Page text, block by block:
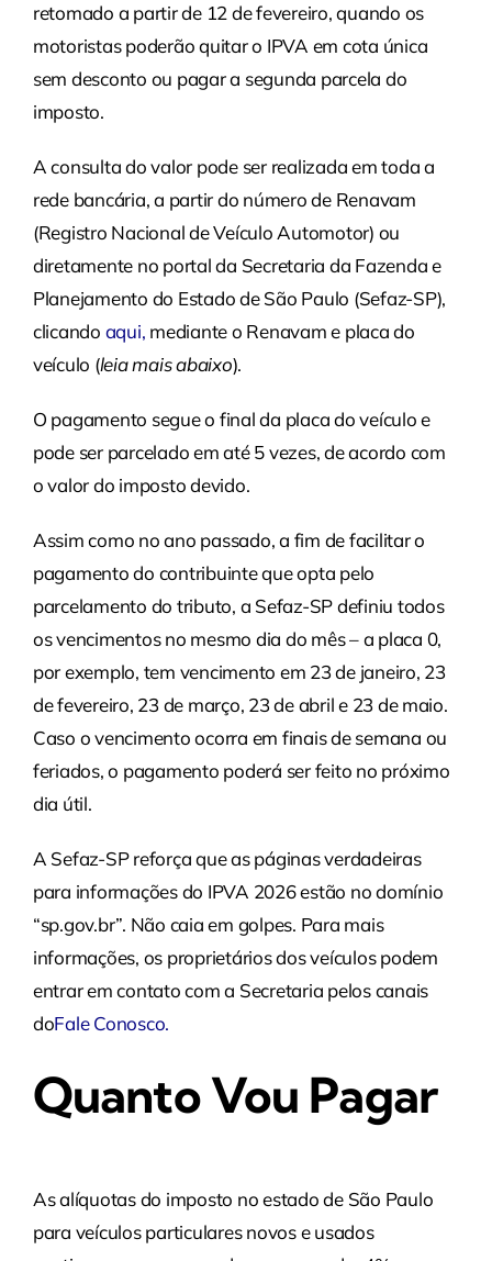
retomado a partir de 12 de fevereiro, quando os
motoristas poderão quitar o IPVA em cota única
sem desconto ou pagar a segunda parcela do
imposto.
A consulta do valor pode ser realizada em toda a
rede bancária, a partir do número de Renavam
(Registro Nacional de Veículo Automotor) ou
diretamente no portal da Secretaria da Fazenda e
Planejamento do Estado de São Paulo (Sefaz-SP),
clicando aqui, mediante o Renavam e placa do
veículo (leia mais abaixo).
O pagamento segue o final da placa do veículo e
pode ser parcelado em até 5 vezes, de acordo com
o valor do imposto devido.
Assim como no ano passado, a fim de facilitar o
pagamento do contribuinte que opta pelo
parcelamento do tributo, a Sefaz-SP definiu todos
os vencimentos no mesmo dia do mês – a placa 0,
por exemplo, tem vencimento em 23 de janeiro, 23
de fevereiro, 23 de março, 23 de abril e 23 de maio.
Caso o vencimento ocorra em finais de semana ou
feriados, o pagamento poderá ser feito no próximo
dia útil.​
A Sefaz-SP reforça que as páginas verdadeiras
para informações do IPVA 2026 estão no domínio
“sp.gov.br”. Não caia em golpes. Para mais
informações, os proprietários dos veículos podem
entrar em contato com a Secretaria pelos canais
doFale Conosco.
Quanto Vou Pagar
As alíquotas do imposto no estado de São Paulo
para veículos particulares novos e usados